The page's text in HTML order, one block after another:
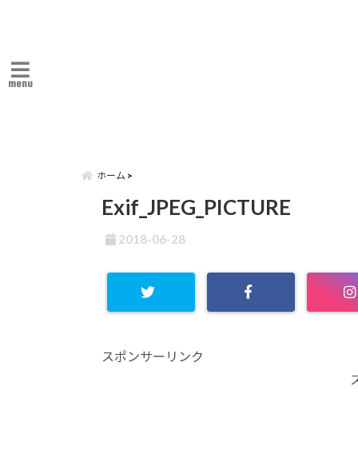
menu
ホーム
Exif_JPEG_PICTURE
2018-06-28
スポンサーリンク